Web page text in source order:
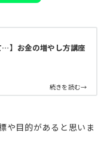
…】お金の増やし方講座
続きを読む→
や目的があると思いま